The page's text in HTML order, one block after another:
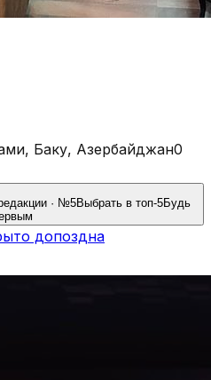
Баку, Азербайджан0
· №5Выбрать в топ-5Будь
допоздна